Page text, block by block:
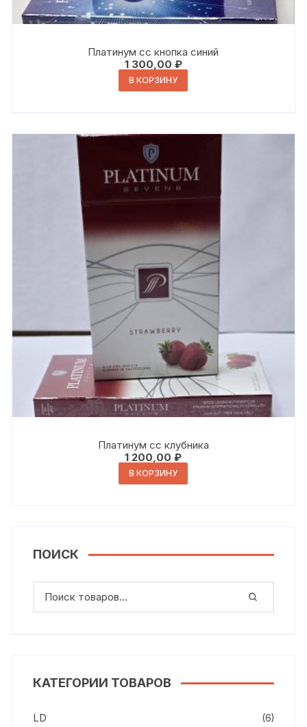
Платинум сс кнопка синий
1 300,00 ₽
В КОРЗИНУ
Платинум сс клубника
1 200,00₽
В КОРЗИНУ
ПОИСК
КАТЕГОРИИ ТОВАРОВ
LD (6)